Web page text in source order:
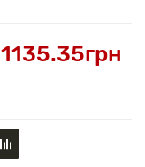
1135.35грн